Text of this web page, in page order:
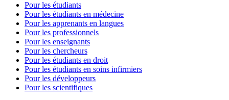
Pour les étudiants
Pour les étudiants en médecine
Pour les apprenants en langues
Pour les professionnels
Pour les enseignants
Pour les chercheurs
Pour les étudiants en droit
Pour les étudiants en soins infirmiers
Pour les développeurs
Pour les scientifiques